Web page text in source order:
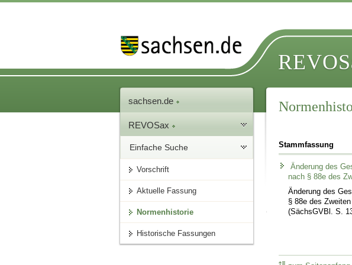
sachsen.de
REVOSax
Einfache Suche
Vorschrift
Aktuelle Fassung
Normenhistorie
Historische Fassungen
Stammfassung
Änderung des
nach § 88e des
Änderung des
§ 88e des
(SächsGVBl. S.